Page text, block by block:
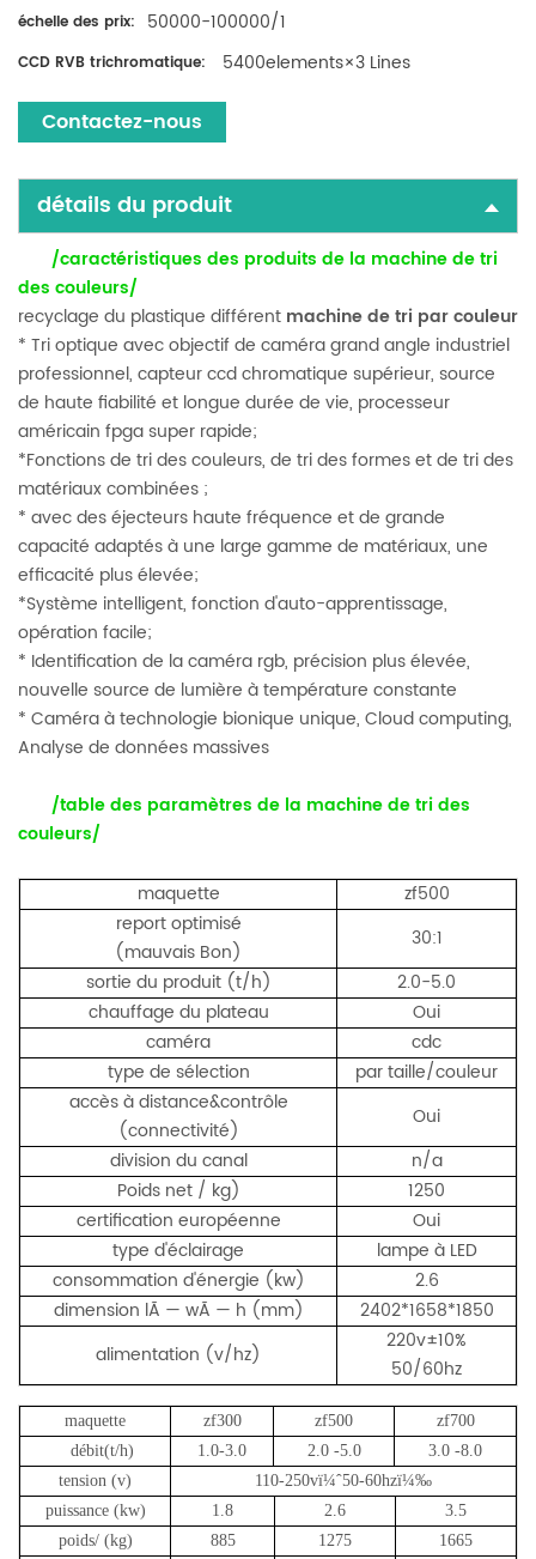
échelle des prix: 50000-100000/1
CCD RVB trichromatique: 5400elements×3 Lines
Contactez-nous
détails du produit
/caractéristiques des produits de la machine de tri
des couleurs/
recyclage du plastique différent machine de tri par couleur
* Tri optique avec objectif de caméra grand angle industriel
professionnel, capteur ccd chromatique supérieur, source
de haute fiabilité et longue durée de vie, processeur
américain fpga super rapide;
*Fonctions de tri des couleurs, de tri des formes et de tri des
matériaux combinées ;
* avec des éjecteurs haute fréquence et de grande
capacité adaptés à une large gamme de matériaux, une
efficacité plus élevée;
*Système intelligent, fonction d'auto-apprentissage,
opération facile;
* Identification de la caméra rgb, précision plus élevée,
nouvelle source de lumière à température constante
* Caméra à technologie bionique unique, Cloud computing,
Analyse de données massives
/table des paramètres de la machine de tri des
couleurs/
maquette
zf500
report optimisé
(mauvais Bon)
30:1
sortie du produit (t/h)
2.0-5.0
chauffage du plateau
Oui
caméra
cdc
type de sélection
par taille/couleur
accès à distance&contrôle
(connectivité)
Oui
division du canal
n/a
Poids net / kg)
1250
certification européenne
Oui
type d'éclairage
lampe à LED
consommation d'énergie (kw)
2.6
dimension lÃ — wÃ — h (mm)
2402*1658*1850
alimentation (v/hz)
220v±10%
50/60hz
maquette zf300 zf500
zf700
débit(t/h)
1.0-3.0 2.0-5.0 3.0 -8.0
tension (v)
110-250vï¼ˆ50-60hzï¼‰
puissance (kw)
1.8 2.6
3.5
poids/(kg) 885 1275 1665